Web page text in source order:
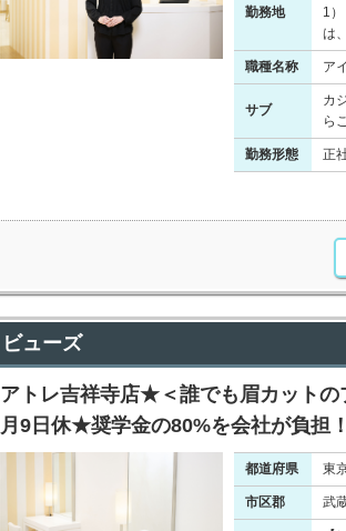
勤務地
1
は
職種名称 ア
サブ
カ
ら
勤務形態 正
ビューズ
アトレ吉祥寺店★＜誰でも眉カット
月9日休★奨学金の80%を会社が負担
都道府県 東
市区郡 武